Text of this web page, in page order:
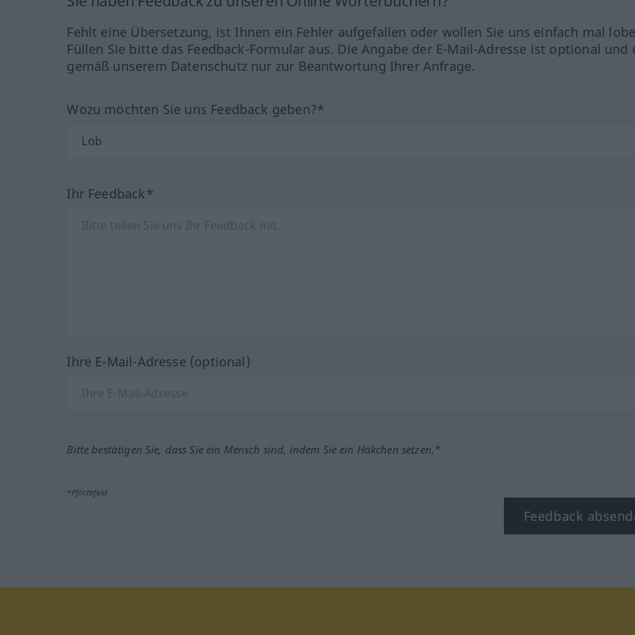
Fehlt eine Übersetzung, ist Ihnen ein Fehler aufgefallen oder wollen Sie uns einfach mal
Füllen Sie bitte das Feedback-Formular aus. Die Angabe der E-Mail-Adresse ist optional und
gemäß unserem Datenschutz nur zur Beantwortung Ihrer Anfrage.
Wozu möchten Sie uns Feedback geben?*
Ihr Feedback*
Ihre E-Mail-Adresse (optional)
Bitte bestätigen Sie, dass Sie ein Mensch sind, indem Sie ein Häkchen setzen.*
*Pflichtfeld
Feedback